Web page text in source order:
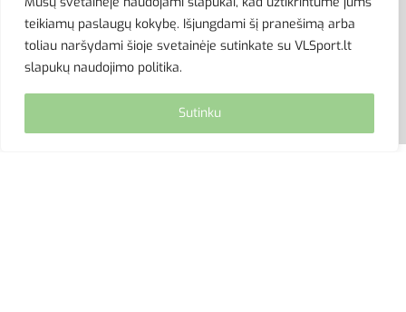
teikiamų paslaugų kokybę. Išjungdami šį pranešimą arba
toliau naršydami šioje svetainėje sutinkate su VLSport.lt
slapukų naudojimo politika.
Sutinku